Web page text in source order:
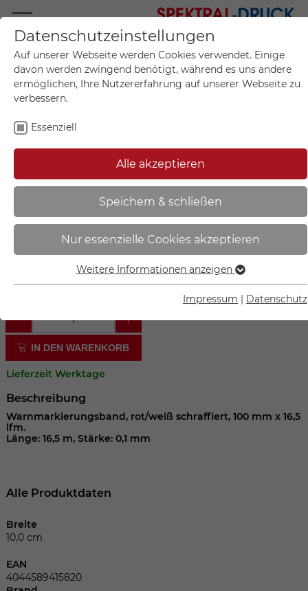
Mo.-Fr. 09:00-17:00
+49 (0)711 55 75 25
Mein Konto
Mein Warenkorb
Sie sind hier: Start
SafetyMarking
Warnmarkierungsband | rot/weiß,
PE-Folie, selbstklebend - 35.1187
IN DEN WARENKORB
Lieferzeit Werktage
Beschreibung
Warnmarkierungsband, rot/weiß schraffiert, 100 mm x 16,5
lfm.
Länge: 16,5 m, Stärke: 0,1 mm
Alle Produktdaten
Breite
10,0 cm
EAN
4044589415820
Datenschutzeinstellungen
Auf unserer Webseite werden Cookies verwendet. Einige
davon werden zwingend benötigt, während es uns andere
ermöglichen, Ihre Nutzererfahrung auf unserer Webseite zu
verbessern.
Essenziell
Alle akzeptieren
Speichern & schließen
Nur essenzielle Cookies akzeptieren
Essenziell
Essenzielle Cookies werden für grundlegende Funktionen
die Webseite einwandfrei funktioniert.
Name cookie_optin
Laufzeit 1 Jahr
Dieses Cookie wird verwendet, um Ihre
Name
Laufzeit
Cookie-Informationen anzeigen
Weitere Informationen anzeigen
Impressum Datenschutz